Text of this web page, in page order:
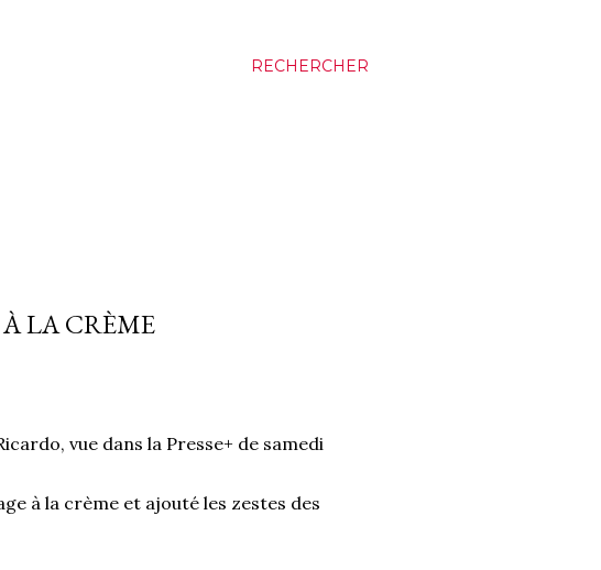
RECHERCHER
LA CRÈME
vue dans la Presse+ de samedi
à la crème et ajouté les zestes des